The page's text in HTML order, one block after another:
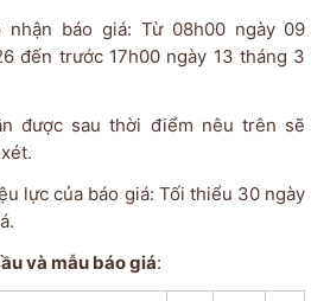
nhận báo giá: Từ 08h00 ngày 09
đến trước 17h00 ngày 13 tháng 3
được sau thời điểm nêu trên sẽ
lực của báo giá: Tối thiểu 30 ngày
và mẫu báo giá: